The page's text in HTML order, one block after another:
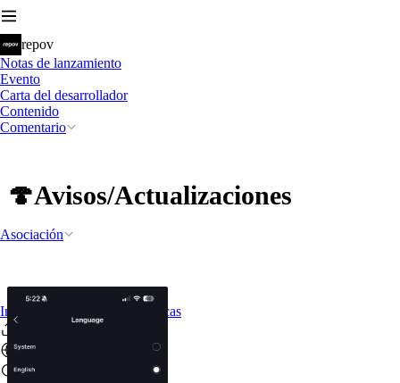
repov
Notas de lanzamiento
Evento
Carta del desarrollador
Contenido
Comentario
Asociación
Introducción a las características
🍄Avisos/Actualizaciones